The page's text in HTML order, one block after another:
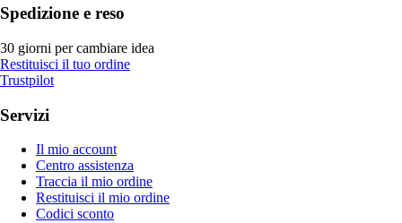
Spedizione e reso
30 giorni per cambiare idea
Restituisci il tuo ordine
Trustpilot
Servizi
Il mio account
Centro assistenza
Traccia il mio ordine
Restituisci il mio ordine
Codici sconto